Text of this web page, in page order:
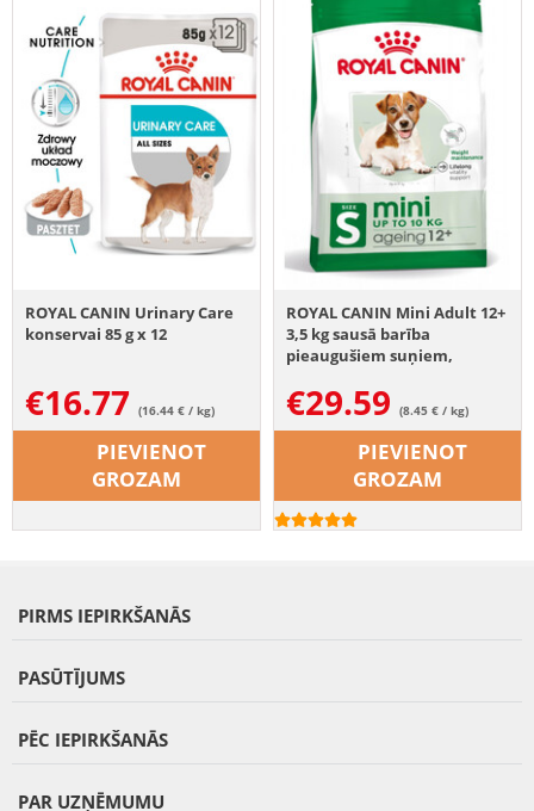
ROYAL CANIN Urinary Care
konservai 85 g x 12
€16.77 (16.44 € / kg)
PIEVIENOT
GROZAM
ROYAL CANIN Mini Adult 12+
3,5 kg sausā barība
pieaugušiem suņiem,
mazām šķirnēm
€29.59 (8.45 € / kg)
PIEVIENOT
GROZAM
PIRMS IEPIRKŠANĀS
PASŪTĪJUMS
PĒC IEPIRKŠANĀS
PAR UZŅĒMUMU